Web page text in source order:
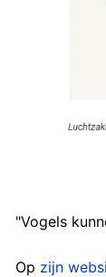
"Vogels
Op zijn